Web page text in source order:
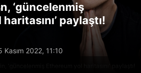
‘güncelenmiş
paylaştı!
Kasım 2022, 11:10